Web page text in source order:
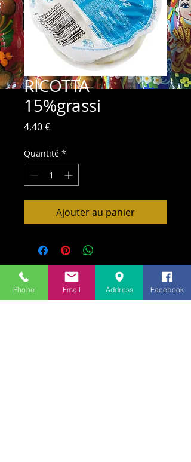
RICOTTA
15%grassi
4,40 €Prix
Quantité *
Ajouter au panier
Phone Email Address Facebook